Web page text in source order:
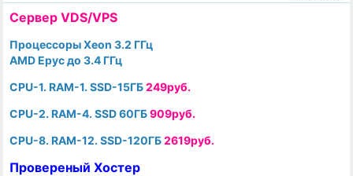
Cервер VDS/VPS
Процессоры Xeon 3.2 ГГц
AMD Epyc до 3.4 ГГц
CPU-1. RAM-1. SSD-15ГБ249руб.
CPU-2. RAM-4. SSD 60ГБ909руб.
CPU-8. RAM-12. SSD-120ГБ2619руб.
Провереный Хостер